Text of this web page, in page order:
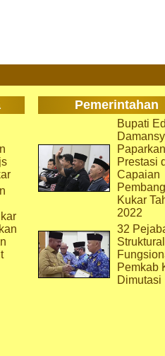
Pemerintahan
Bupati
Paparkan
Prestasi
Capaian
Kukar
2022
32
Pemkab
Dimutasi